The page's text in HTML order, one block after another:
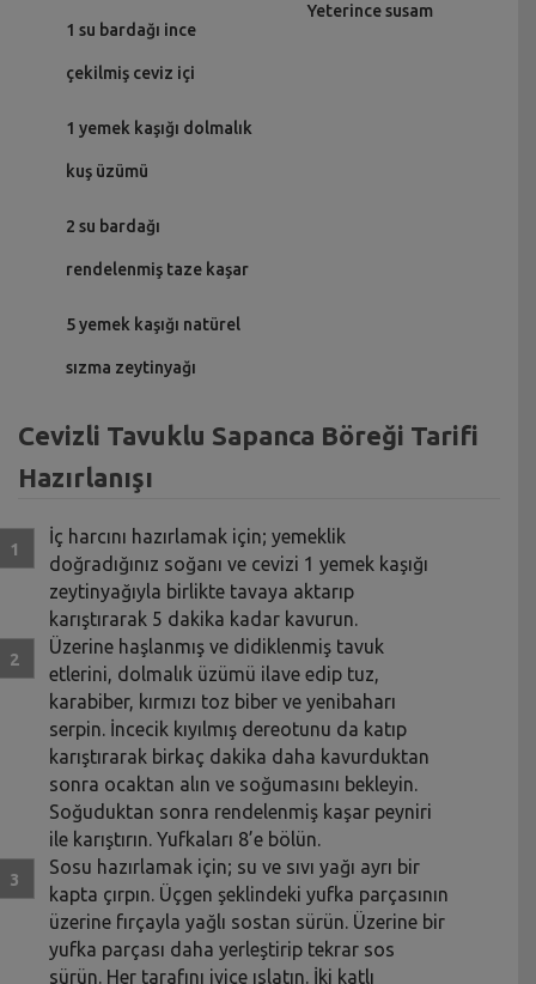
1 su bardağı ince
çekilmiş ceviz içi
1 yemek kaşığı dolmalık
kuş üzümü
2 su bardağı
rendelenmiş taze kaşar
5 yemek kaşığı natürel
sızma zeytinyağı
Yeterince susam
Cevizli Tavuklu Sapanca Böreği Tarifi
Hazırlanışı
İç harcını hazırlamak için; yemeklik
doğradığınız soğanı ve cevizi 1 yemek kaşığı
zeytinyağıyla birlikte tavaya aktarıp
karıştırarak 5 dakika kadar kavurun.
Üzerine haşlanmış ve didiklenmiş tavuk
etlerini, dolmalık üzümü ilave edip tuz,
karabiber, kırmızı toz biber ve yenibaharı
serpin. İncecik kıyılmış dereotunu da katıp
karıştırarak birkaç dakika daha kavurduktan
sonra ocaktan alın ve soğumasını bekleyin.
Soğuduktan sonra rendelenmiş kaşar peyniri
ile karıştırın. Yufkaları 8’e bölün.
Sosu hazırlamak için; su ve sıvı yağı ayrı bir
kapta çırpın. Üçgen şeklindeki yufka parçasının
üzerine fırçayla yağlı sostan sürün. Üzerine bir
yufka parçası daha yerleştirip tekrar sos
sürün. Her tarafını iyice ıslatın. İki katlı